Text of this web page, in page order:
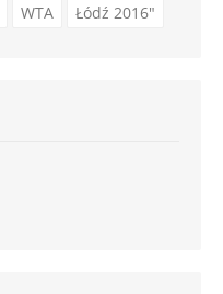
WTA Łódź 2016"